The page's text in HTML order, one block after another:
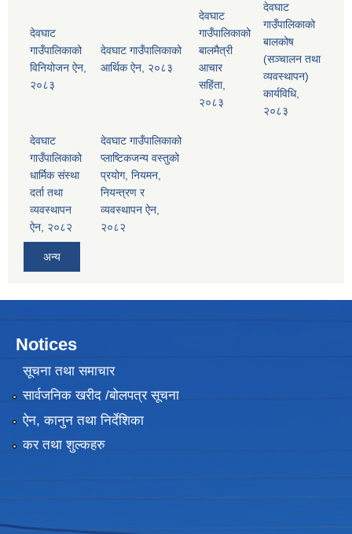
देवघाट
गाउँपालिकाको
विनियोजन ऐन,
२०८३
देवघाट गाउँपालिकाको
आर्थिक ऐन, २०८३
देवघाट
गाउँपालिकाको
बालमैत्री
आचार
सहिंता,
२०८३
देवघाट
गाउँपालिकाको
बालकोष
(सञ्चालन तथा
व्यवस्थापन)
कार्यविधि,
२०८३
देवघाट
गाउँपालिकाको
धार्मिक संस्था
दर्ता तथा
व्यवस्थापन
ऐन, २०८२
देवघाट गाउँपालिकाको
प्लाष्टिकजन्य वस्तुको
प्रयोग, नियमन,
नियन्त्रण र
व्यवस्थापन ऐन,
२०८२
अन्य
Notices
सूचना तथा समाचार
सार्वजनिक खरीद /बोलपत्र सूचना
ऐन, कानुन तथा निर्देशिका
कर तथा शुल्कहरु